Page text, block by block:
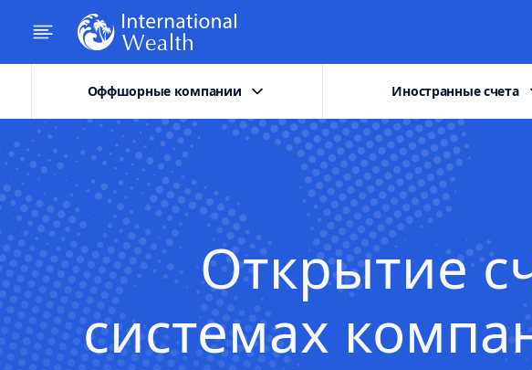
Оффшорные компании Иностранные счета
Открытие
системах